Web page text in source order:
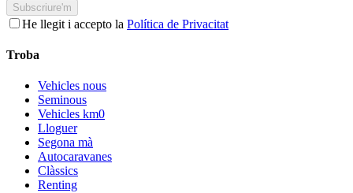
Subscriure'm
He llegit i accepto la Política de Privacitat
Troba
Vehicles nous
Seminous
Vehicles km0
Lloguer
Segona mà
Autocaravanes
Clàssics
Renting